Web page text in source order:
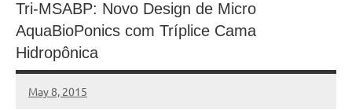
Tri-MSABP: Novo Design de Micro
AquaBioPonics com Tríplice Cama
Hidropônica
May 8, 2015
MyBelo
No